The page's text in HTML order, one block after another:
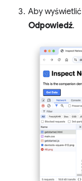
Aby
Odpowiedź.